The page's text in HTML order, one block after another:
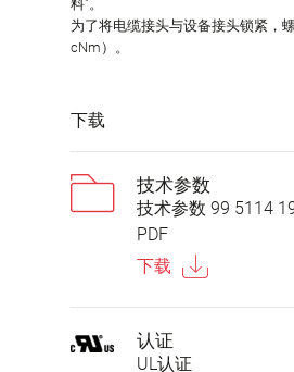
料"。
为了将电缆接头与设备接头锁紧，
cNm）。
下载
技术参数
技术参数 99 5114
PDF
下载
认证
UL认证